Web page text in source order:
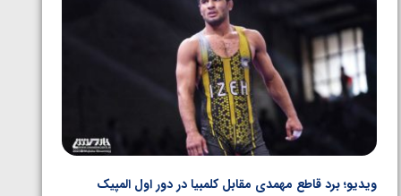
ویدیو؛ برد قاطع مهمدی مقابل کلمبیا در دور اول المپیک